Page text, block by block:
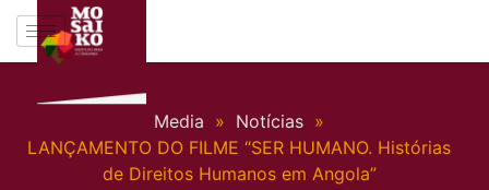
Media » Notícias »
LANÇAMENTO DO FILME “SER HUMANO. Histórias
de Direitos Humanos em Angola”